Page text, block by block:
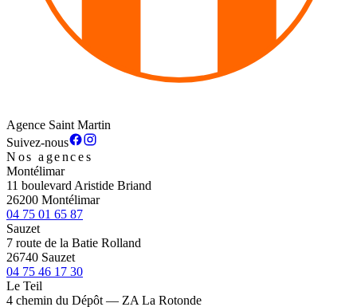
Agence Saint Martin
Suivez-nous
Nos agences
Montélimar
11 boulevard Aristide Briand
26200 Montélimar
04 75 01 65 87
Sauzet
7 route de la Batie Rolland
26740 Sauzet
04 75 46 17 30
Le Teil
4 chemin du Dépôt — ZA La Rotonde